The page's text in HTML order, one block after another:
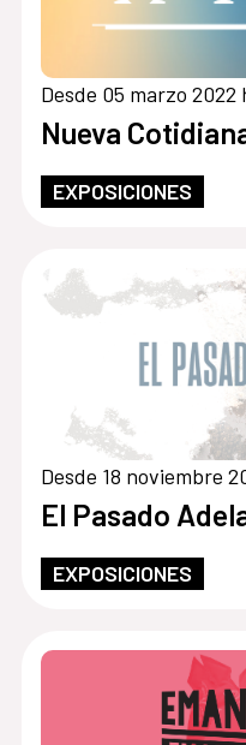
Desde 05 marzo
Nueva
EXPOSICIONES
Desde 18 noviembre
El Pasado
EXPOSICIONES